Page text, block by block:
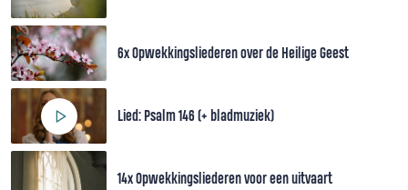
6x Opwekkingsliederen over de Heilige Geest
Lied: Psalm 146 (+ bladmuziek)
14x Opwekkingsliederen voor een uitvaart